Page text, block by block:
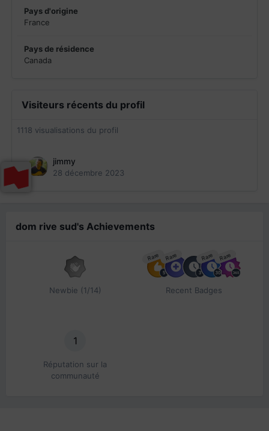
Pays d'origine
France
Pays de résidence
Canada
Visiteurs récents du profil
1118 visualisations du profil
jimmy
28 décembre 2023
dom rive sud's Achievements
Newbie (1/14)
Rare Rare Rare Rare
Recent Badges
1
Réputation sur la
communauté